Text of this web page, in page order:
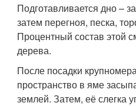
Подготавливается дно –
затем перегноя, песка,
Процентный состав этой
дерева.
После посадки
пространство в яме
землей. Затем, её слегка